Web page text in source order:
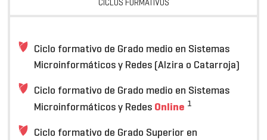
CICLOS FORMATIVOS
Ciclo formativo de Grado medio en Sistemas
Microinformáticos y Redes (Alzira o Catarroja)
Ciclo formativo de Grado medio en Sistemas
Microinformáticos y Redes Online 1
Ciclo formativo de Grado Superior en